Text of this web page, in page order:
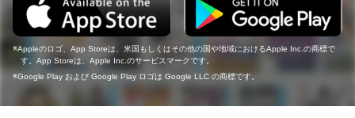
Appleのロゴ、App Storeは、米国もしくはその他の国や地域におけるApple Inc.の商標で
す。App Storeは、Apple Inc.のサービスマークです。
Google Play および Google Play ロゴは Google LLC の商標です。